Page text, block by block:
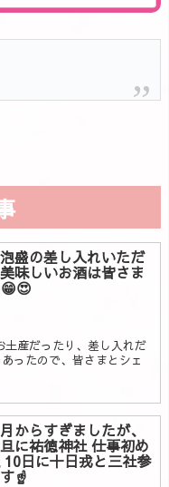
盛の差し入れいただ
味しいお酒は皆さま
産だったり、差し入れだ
ったので、皆さまとシェ
からすぎましたが、
に祐徳神社 仕事初め
10日に十日戎と三社参
す☝️